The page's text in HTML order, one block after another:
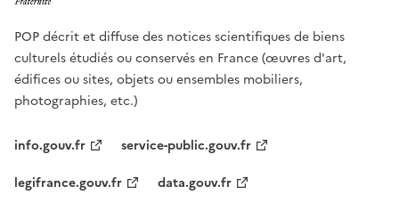
POP décrit et diffuse des notices scientifiques de biens
culturels étudiés ou conservés en France (œuvres d'art,
édifices ou sites, objets ou ensembles mobiliers,
photographies, etc.)
info.gouv.fr
service-public.gouv.fr
legifrance.gouv.fr
data.gouv.fr